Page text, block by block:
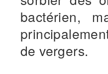
bactérien,
de vergers.